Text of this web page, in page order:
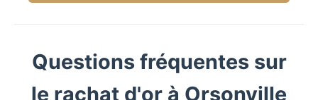
Questions fréquentes sur
le rachat d'or à Orsonville